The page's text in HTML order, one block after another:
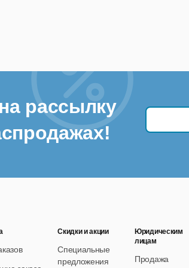
рассылку
Скидки и акции
Специальные
предложения
Юридическим
лицам
Продажа